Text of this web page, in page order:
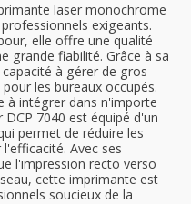
laser monochrome
exigeants.
elle offre une qualité
grande fiabilité. Grâce à sa
à gérer de gros
les bureaux occupés.
à intégrer dans n'importe
7040 est équipé d'un
permet de réduire les
Avec ses
l'impression recto verso
cette imprimante est
soucieux de la